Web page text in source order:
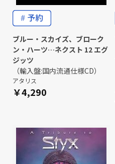
ブルー・スカイズ、ブローク
ン・ハーツ…ネクスト 12 エグ
ジッツ
（輸入盤:国内流通仕様CD）
アタリス
￥4,290